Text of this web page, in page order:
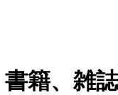
籍、雑